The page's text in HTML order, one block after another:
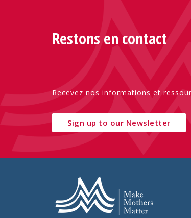
Restons en contact
Recevez nos informations et
Sign up to our Newsletter